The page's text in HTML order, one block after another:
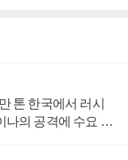
톤 한국에서 러시
나의 공격에 수요 늘